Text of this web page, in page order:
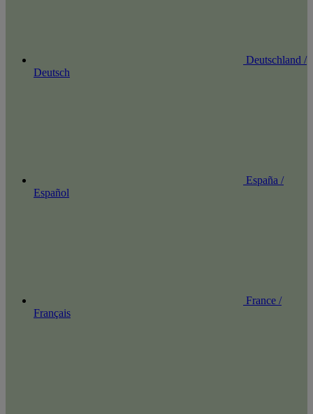
Deutschland /
Deutsch
España /
Español
France /
Français